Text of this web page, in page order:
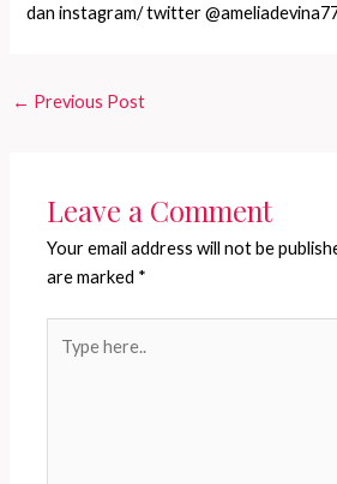
dan instagram/ twitter
← Previous Post
Leave a Comment
Your email address will not be
are marked *
here..